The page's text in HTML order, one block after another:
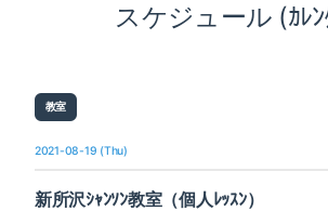
スケジュール (ｶﾚﾝ
教室
2021-08-19 (Thu)
新所沢ｼｬﾝｿﾝ教室（個人ﾚｯｽﾝ）